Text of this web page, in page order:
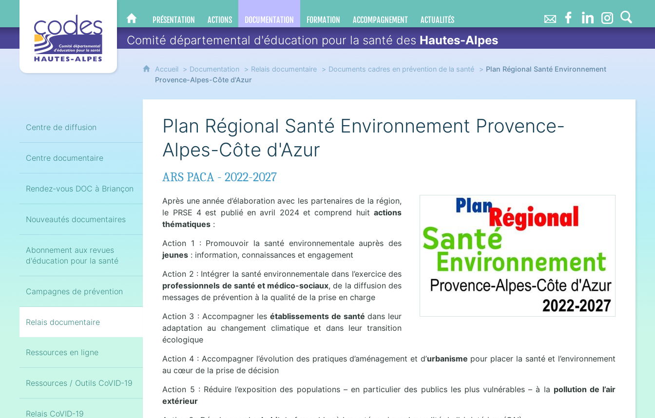
Comité départemental d'éducation pour la santé des Hautes-Alpes
CODES 05
PRÉSENTATION ACTIONS DOCUMENTATION FORMATION ACCOMPAGNEMENT ACTUALITÉS
Centre de diffusion
Centre documentaire
Rendez-vous DOC à Briançon
Nouveautés documentaires
Abonnement aux revues
d'éducation pour la santé
Campagnes de prévention
Relais documentaire
Ressources en ligne
Ressources / Outils CoVID-19
Relais CoVID-19
Accueil Documentation Relais documentaire Documents cadres en prévention de la santé
Plan Régional Santé Environnement
Provence-Alpes-Côte d'Azur
Plan Régional Santé Environnement Provence-
Alpes-Côte d'Azur
ARS PACA - 2022-2027
Après une année d’élaboration avec les partenaires de la région,
le PRSE 4 est publié en avril 2024 et comprend huitactions
thématiques :
Action 1 : Promouvoir la santé environnementale auprès des
jeunes : information, connaissances et engagement
Action 2 : Intégrer la santé environnementale dans l’exercice des
professionnels de santé et médico-sociaux, de la diffusion des
messages de prévention à la qualité de la prise en charge
Action 3 : Accompagner les établissements de santé dans leur
adaptation au changement climatique et dans leur transition
écologique
Action 4 : Accompagner l’évolution des pratiques d’aménagement et d’urbanisme pour placer la santé et l’environnement
au cœur de la prise de décision
Action 5 : Réduire l’exposition des populations – en particulier des publics les plus vulnérables – à la pollution de l’air
extérieur